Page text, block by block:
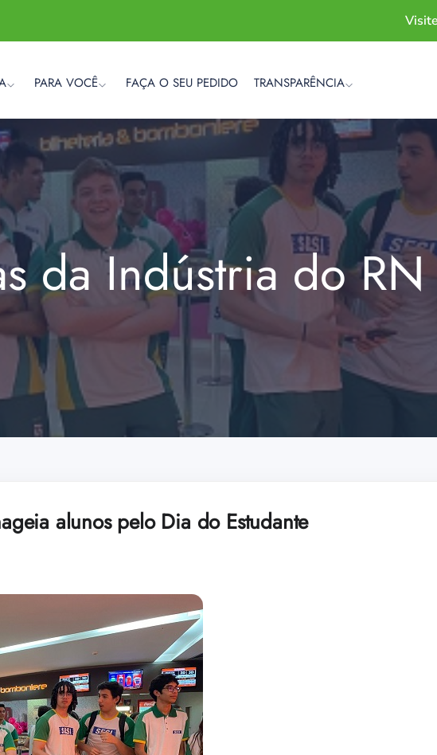
PARA VOCÊ FAÇA O SEU PEDIDO TRANSPARÊNCIA
da Indústria do RN
alunos pelo Dia do Estudante